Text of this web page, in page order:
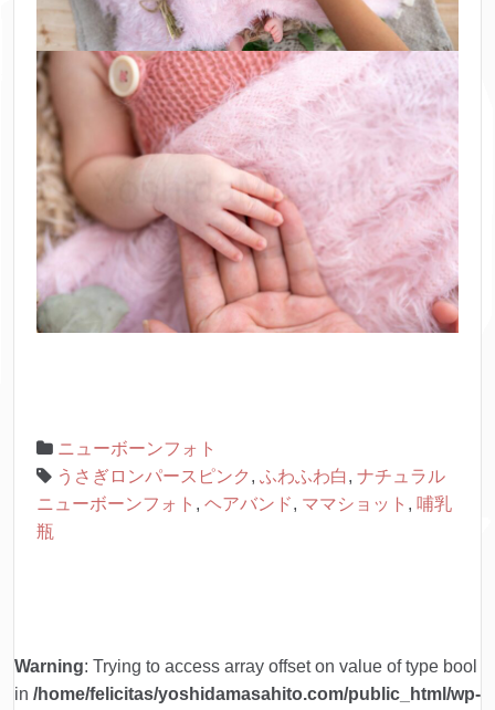
ニューボーンフォト
うさぎロンパースピンク , ふわふわ白, ナチュラル
ニューボーンフォト , ヘアバンド, ママショット , 哺乳
瓶
Warning: Trying to access array offset on value of type bool
in /home/felicitas/yoshidamasahito.com/public_html/wp-